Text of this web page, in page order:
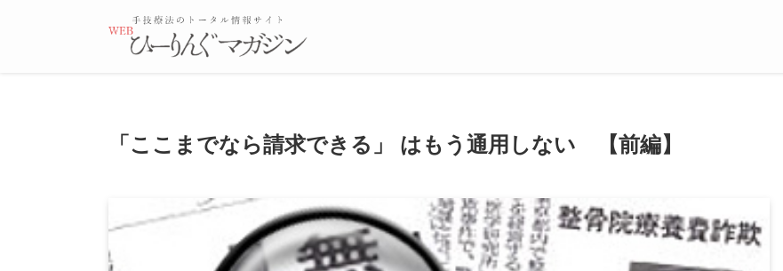
「ここまでなら請求できる」 はもう通用しない 【前編】